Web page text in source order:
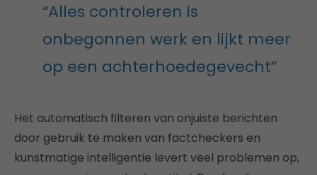
“Alles controleren is
onbegonnen werk en lijkt meer
op een achterhoedegevecht”
Het automatisch filteren van onjuiste berichten
door gebruik te maken van factcheckers en
kunstmatige intelligentie levert veel problemen op,